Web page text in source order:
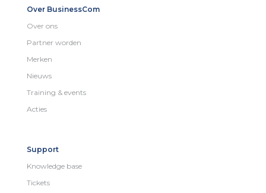
Over BusinessCom
Over ons
Partner worden
Merken
Nieuws
Training & events
Acties
Support
Knowledge base
Tickets